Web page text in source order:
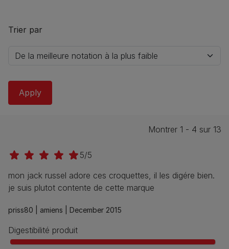
Trier par
Montrer 1 - 4 sur 13
5/5
mon jack russel adore ces croquettes, il les digére bien.
je suis plutot contente de cette marque
priss80 | amiens | December 2015
Digestibilité produit